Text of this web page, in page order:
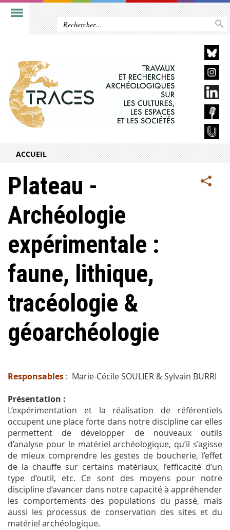
ACCUEIL
Plateau -
Archéologie
expérimentale :
faune, lithique,
tracéologie &
géoarchéologie
Responsables : Marie-Cécile SOULIER & Sylvain BURRI
Présentation :
L’expérimentation et la réalisation de référentiels
occupent une place forte dans notre discipline car elles
permettent de développer de nouveaux outils
d’analyse pour le matériel archéologique, qu’il s’agisse
de mieux comprendre les gestes de boucherie, l’effet
de la chauffe sur certains matériaux, l’efficacité d’un
type d’outil, etc. Ce sont des moyens pour notre
discipline d’avancer dans notre capacité à appréhender
les comportements des populations du passé, mais
aussi les processus de conservation des sites et du
matériel archéologique.